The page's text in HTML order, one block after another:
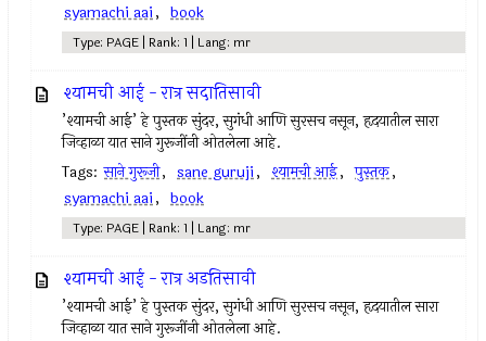
syamachi aai, book
Type: PAGE | Rank: 1 | Lang: mr
श्यामची आई - रात्र सदातिसावी
’श्यामची आई’ हे पुस्तक सुंदर, सुगंधी आणि सुरसच नसून, हृदयातील सारा
जिव्हाळा यात साने गुरूजींनी ओतलेला आहे.
Tags: साने गुरूजी, sane guruji, श्यामची आई, पुस्तक,
syamachi aai, book
Type: PAGE | Rank: 1 | Lang: mr
श्यामची आई - रात्र अडतिसावी
’श्यामची आई’ हे पुस्तक सुंदर, सुगंधी आणि सुरसच नसून, हृदयातील सारा
जिव्हाळा यात साने गुरूजींनी ओतलेला आहे.